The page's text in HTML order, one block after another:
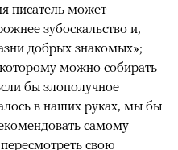
писатель может
зубоскальство и,
добрых знакомых»;
можно собирать
бы злополучное
в наших руках, мы бы
самому
свою